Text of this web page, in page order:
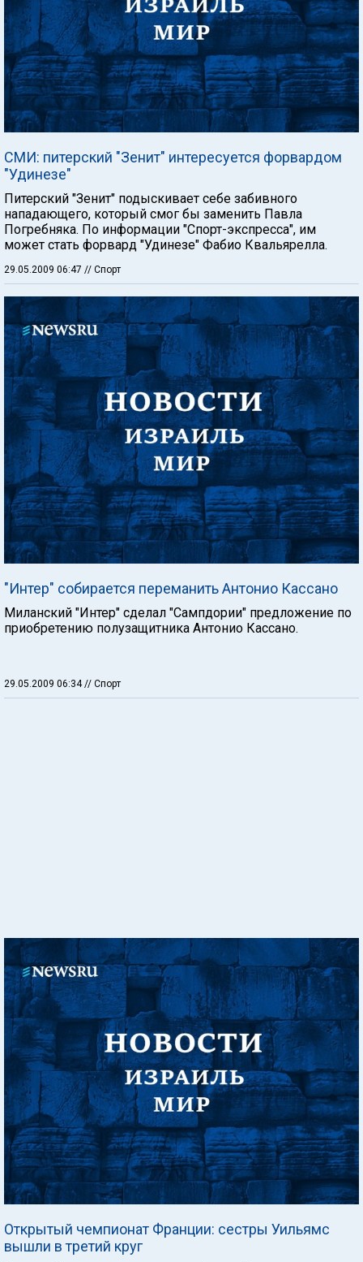
СМИ: питерский "Зенит" интересуется форвардом
"Удинезе"
Питерский "Зенит" подыскивает себе забивного
нападающего, который смог бы заменить Павла
Погребняка. По информации "Спорт-экспресса", им
может стать форвард "Удинезе" Фабио Квальярелла.
29.05.2009 06:47 // Спорт
"Интер" собирается переманить Антонио Кассано
Миланский "Интер" сделал "Сампдории" предложение по
приобретению полузащитника Антонио Кассано.
29.05.2009 06:34 // Спорт
Открытый чемпионат Франции: сестры Уильямс
вышли в третий круг